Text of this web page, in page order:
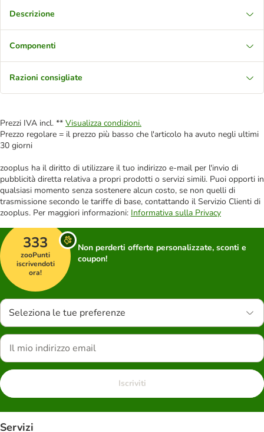
Descrizione
Componenti
Razioni consigliate
Prezzi IVA incl. ** Visualizza condizioni.
Prezzo regolare = il prezzo più basso che l'articolo ha avuto negli ultimi
30 giorni
zooplus ha il diritto di utilizzare il tuo indirizzo e-mail per l'invio di
pubblicità diretta relativa a propri prodotti o servizi simili. Puoi opporti in
qualsiasi momento senza sostenere alcun costo, se non quelli di
trasmissione secondo le tariffe di base, contattando il Servizio Clienti di
zooplus. Per maggiori informazioni: Informativa sulla Privacy
333
zooPunti
iscrivendoti
ora!
Non perderti offerte personalizzate, sconti e
coupon!
Seleziona le tue preferenze
Iscriviti
Servizi